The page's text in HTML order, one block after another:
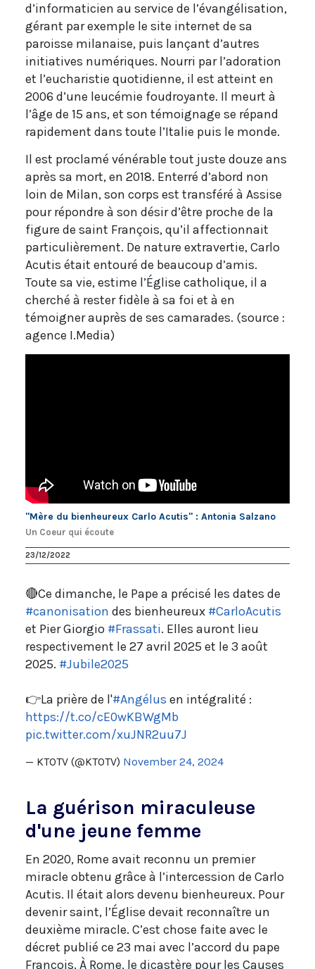
d’informaticien au service de l’évangélisation,
gérant par exemple le site internet de sa
paroisse milanaise, puis lançant d’autres
initiatives numériques. Nourri par l’adoration
et l’eucharistie quotidienne, il est atteint en
2006 d’une leucémie foudroyante. Il meurt à
l’âge de 15 ans, et son témoignage se répand
rapidement dans toute l’Italie puis le monde.
Il est proclamé vénérable tout juste douze ans
après sa mort, en 2018. Enterré d’abord non
loin de Milan, son corps est transféré à Assise
pour répondre à son désir d’être proche de la
figure de saint François, qu’il affectionnait
particulièrement. De nature extravertie, Carlo
Acutis était entouré de beaucoup d’amis.
Toute sa vie, estime l’Église catholique, il a
cherché à rester fidèle à sa foi et à en
témoigner auprès de ses camarades. (source :
agence I.Media)
"Mère du bienheureux Carlo Acutis" : Antonia Salzano
Un Coeur qui écoute
23/12/2022
🔴Ce dimanche, le Pape a précisé les dates de
#canonisation des bienheureux #CarloAcutis
et Pier Giorgio #Frassati. Elles auront lieu
respectivement le 27 avril 2025 et le 3 août
2025. #Jubile2025
👉La prière de l'#Angélus en intégralité :
https://t.co/cE0wKBWgMb
pic.twitter.com/xuJNR2uu7J
— KTOTV (@KTOTV) November 24, 2024
La guérison miraculeuse
d'une jeune femme
En 2020, Rome avait reconnu un premier
miracle obtenu grâce à l’intercession de Carlo
Acutis. Il était alors devenu bienheureux. Pour
devenir saint, l’Église devait reconnaître un
deuxième miracle. C’est chose faite avec le
décret publié ce 23 mai avec l’accord du pape
François. À Rome, le dicastère pour les Causes